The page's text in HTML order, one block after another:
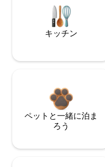
キッチン
ペットと一緒に泊ま
ろう